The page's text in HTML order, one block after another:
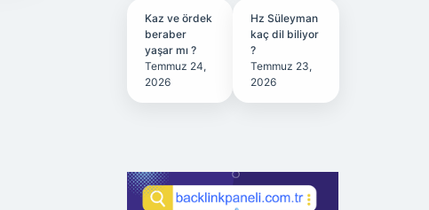
Kaz ve ördek
beraber
yaşar mı ?
Temmuz 24,
2026
Hz Süleyman
kaç dil biliyor
?
Temmuz 23,
2026